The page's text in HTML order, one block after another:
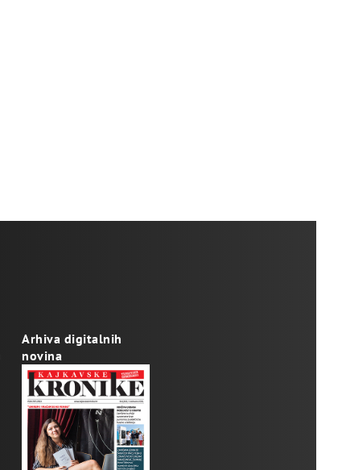
Arhiva digitalnih
novina